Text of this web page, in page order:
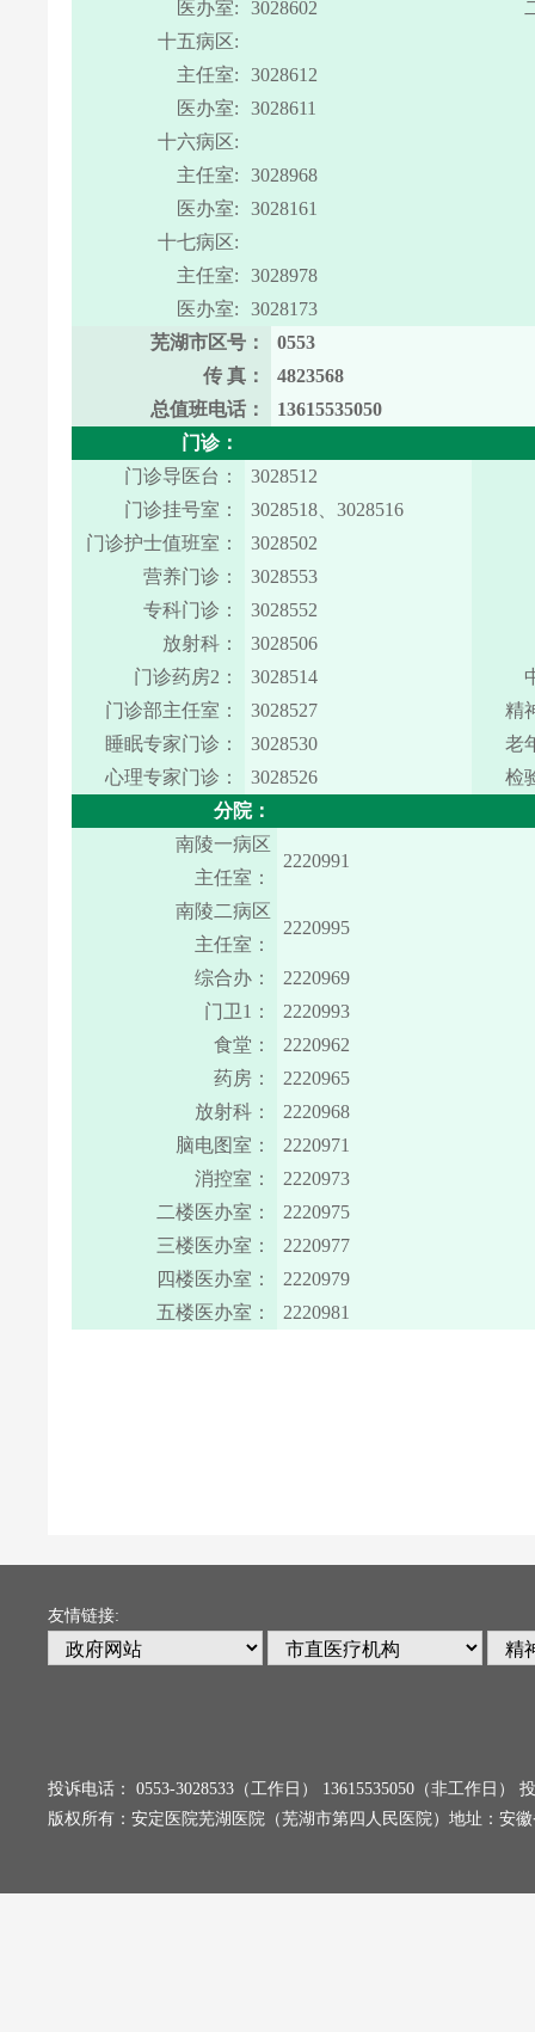
医办室: 3028602
十五病区:
主任室:
3028612
医办室:
3028611
十六病区:
主任室:
3028968
医办室:
3028161
十七病区:
主任室:
3028978
医办室:
3028173
芜湖市区号：
0553
传 真：
4823568
总值班电话：
13615535050
门诊：
门诊导医台：
3028512
门诊挂号室：
3028518、3028516
门诊护士值班室：
3028502
营养门诊：
3028553
专科门诊：
3028552
放射科：
3028506
门诊药房2：
3028514
门诊部主任室：
3028527
精
睡眠专家门诊：
3028530
老
心理专家门诊：
3028526
检
分院：
南陵一病区
主任室：
2220991
南陵二病区
主任室：
2220995
综合办：
2220969
门卫1：
2220993
食堂：
2220962
药房：
2220965
放射科：
2220968
脑电图室：
2220971
消控室：
2220973
二楼医办室：
2220975
三楼医办室：
2220977
四楼医办室：
2220979
五楼医办室：
2220981
友情链接:
投诉电话： 0553-3028533（工作日） 13615535050（非工作日）
版权所有：安定医院芜湖医院（芜湖市第四人民医院）地址：